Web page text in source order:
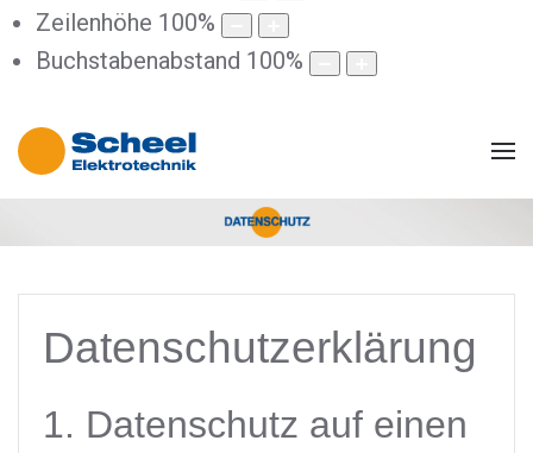
Zeilenhöhe 100%
Buchstabenabstand 100%
Datenschutzerklärung
1. Datenschutz auf einen